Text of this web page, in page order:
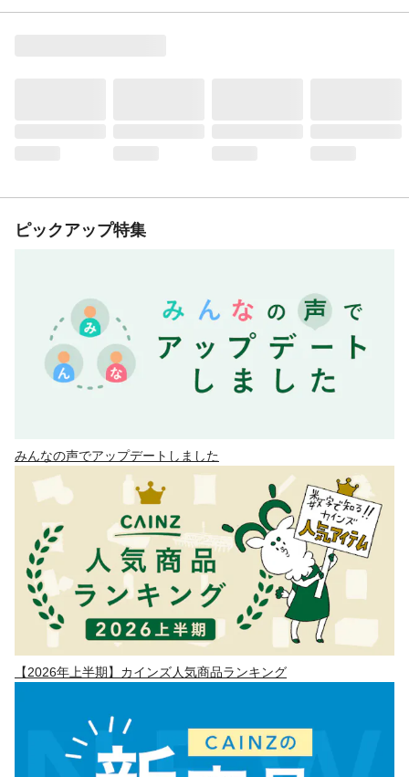
ピックアップ特集
みんなの声でアップデートしました
【2026年上半期】カインズ人気商品ランキング